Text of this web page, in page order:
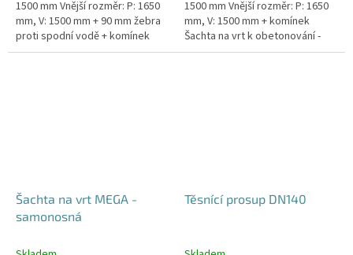
1500 mm Vnější rozměr: P: 1650
mm, V: 1500 mm + 90 mm žebra
proti spodní vodě + komínek
Dvouplášťová vodoměrná šachta
1500 mm Vnější rozměr: P: 1650
mm, V: 1500 mm + komínek
Šachta na vrt k obetonování -
vhodná pod parkovací stání,
Šachta na vrt MEGA -
samonosná
Těsnící prosup DN140